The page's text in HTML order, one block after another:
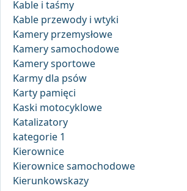
Kable i taśmy
Kable przewody i wtyki
Kamery przemysłowe
Kamery samochodowe
Kamery sportowe
Karmy dla psów
Karty pamięci
Kaski motocyklowe
Katalizatory
kategorie 1
Kierownice
Kierownice samochodowe
Kierunkowskazy